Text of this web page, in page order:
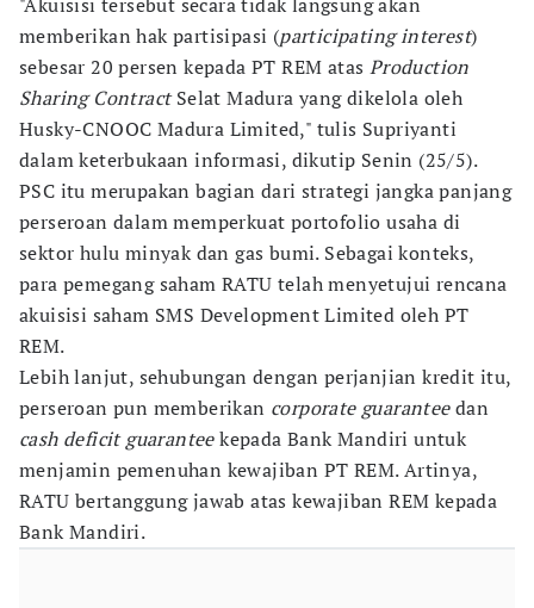
memberikan hak partisipasi (participating interest)
sebesar 20 persen kepada PT REM atas Production
Sharing ContractSelat Madura yang dikelola oleh
Husky-CNOOC Madura Limited," tulis Supriyanti
dalam keterbukaan informasi, dikutip Senin (25/5).
PSC itu merupakan bagian dari strategi jangka panjang
perseroan dalam memperkuat portofolio usaha di
sektor hulu minyak dan gas bumi. Sebagai konteks,
para pemegang saham RATU telah menyetujui rencana
akuisisi saham SMS Development Limited oleh PT
REM.
Lebih lanjut, sehubungan dengan perjanjian kredit itu,
perseroan pun memberikan corporate guaranteedan
cash deficit guaranteekepada Bank Mandiri untuk
menjamin pemenuhan kewajiban PT REM. Artinya,
RATU bertanggung jawab atas kewajiban REM kepada
Bank Mandiri.